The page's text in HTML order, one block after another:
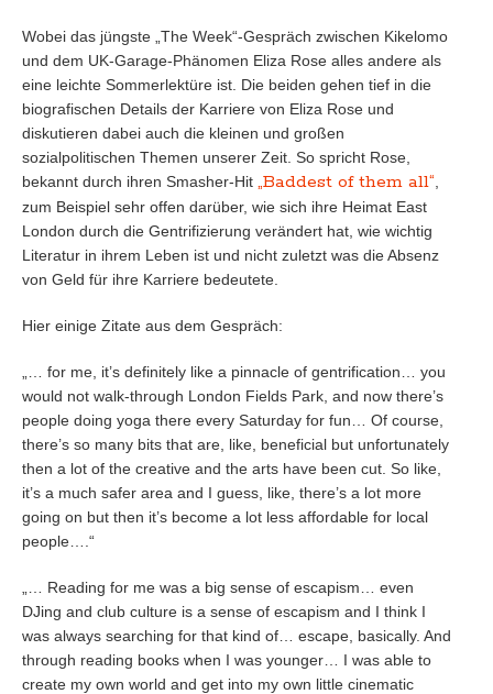
Wobei das jüngste „The Week“-Gespräch zwischen Kikelomo
und dem UK-Garage-Phänomen Eliza Rose alles andere als
eine leichte Sommerlektüre ist. Die beiden gehen tief in die
biografischen Details der Karriere von Eliza Rose und
diskutieren dabei auch die kleinen und großen
sozialpolitischen Themen unserer Zeit. So spricht Rose,
bekannt durch ihren Smasher-Hit „Baddest of them all“
zum Beispiel sehr offen darüber, wie sich ihre Heimat East
London durch die Gentrifizierung verändert hat, wie wichtig
Literatur in ihrem Leben ist und nicht zuletzt was die Absenz
von Geld für ihre Karriere bedeutete.
Hier einige Zitate aus dem Gespräch:
„… for me, it’s definitely like a pinnacle of gentrification… you
would not walk-through London Fields Park, and now there’s
people doing yoga there every Saturday for fun… Of course,
there’s so many bits that are, like, beneficial but unfortunately
then a lot of the creative and the arts have been cut. So like,
it’s a much safer area and I guess, like, there’s a lot more
going on but then it’s become a lot less affordable for local
people….“
„… Reading for me was a big sense of escapism… even
DJing and club culture is a sense of escapism and I think I
was always searching for that kind of… escape, basically. And
through reading books when I was younger… I was able to
create my own world and get into my own little cinematic